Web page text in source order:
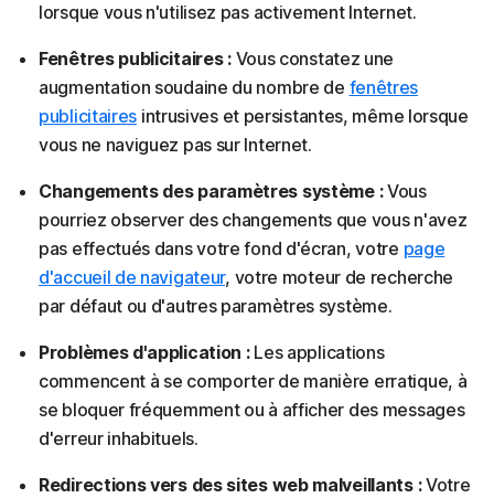
lorsque vous n'utilisez pas activement Internet.
Fenêtres publicitaires :Vous constatez une
augmentation soudaine du nombre de fenêtres
publicitaires intrusives et persistantes, même lorsque
vous ne naviguez pas sur Internet.
Changements des paramètres système :Vous
pourriez observer des changements que vous n'avez
pas effectués dans votre fond d'écran, votre page
d'accueil de navigateur, votre moteur de recherche
par défaut ou d'autres paramètres système.
Problèmes d'application :Les applications
commencent à se comporter de manière erratique, à
se bloquer fréquemment ou à afficher des messages
d'erreur inhabituels.
Redirections vers des sites web malveillants :Votre